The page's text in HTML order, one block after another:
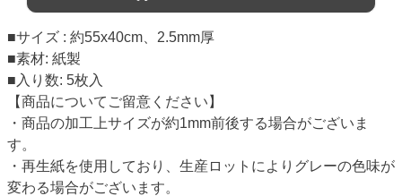
■サイズ : 約55x40cm、2.5mm厚
■素材: 紙製
■入り数: 5枚入
【商品についてご留意ください】
・商品の加工上サイズが約1mm前後する場合がございま
す。
・再生紙を使用しており、生産ロットによりグレーの色味が
変わる場合がございます。